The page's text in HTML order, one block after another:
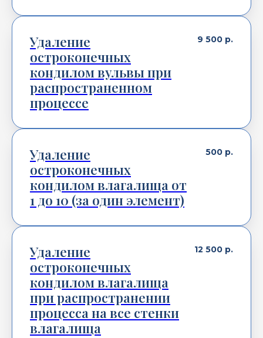
Удаление
остроконечных
кондилом вульвы при
распространенном
процессе
9 500 р.
Удаление
остроконечных
кондилом влагалища от
1 до 10 (за один элемент)
500 р.
Удаление
остроконечных
кондилом влагалища
при распространении
процесса на все стенки
влагалища
12 500 р.